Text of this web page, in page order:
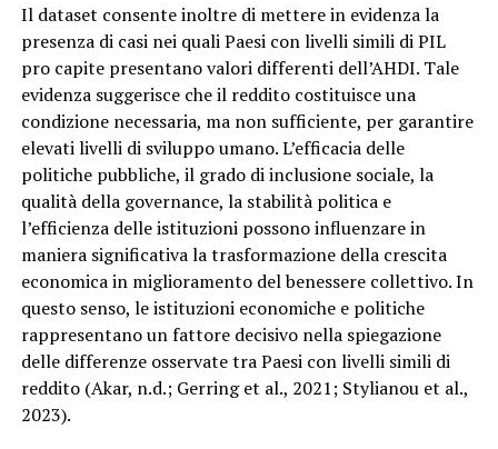
Il dataset consente inoltre di mettere in evidenza la
presenza di casi nei quali Paesi con livelli simili di PIL
pro capite presentano valori differenti dell’AHDI. Tale
evidenza suggerisce che il reddito costituisce una
condizione necessaria, ma non sufficiente, per garantire
elevati livelli di sviluppo umano. L’efficacia delle
politiche pubbliche, il grado di inclusione sociale, la
qualità della governance, la stabilità politica e
l’efficienza delle istituzioni possono influenzare in
maniera significativa la trasformazione della crescita
economica in miglioramento del benessere collettivo. In
questo senso, le istituzioni economiche e politiche
rappresentano un fattore decisivo nella spiegazione
delle differenze osservate tra Paesi con livelli simili di
reddito (Akar, n.d.; Gerring et al., 2021; Stylianou et al.,
2023).